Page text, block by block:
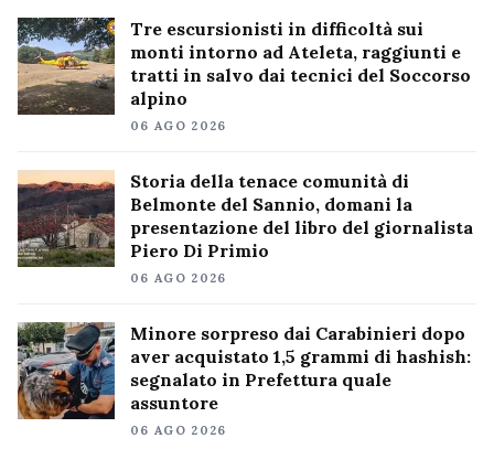
Tre escursionisti in difficoltà sui
monti intorno ad Ateleta, raggiunti e
tratti in salvo dai tecnici del Soccorso
alpino
06 AGO 2026
Storia della tenace comunità di
Belmonte del Sannio, domani la
presentazione del libro del giornalista
Piero Di Primio
06 AGO 2026
Minore sorpreso dai Carabinieri dopo
aver acquistato 1,5 grammi di hashish:
segnalato in Prefettura quale
assuntore
06 AGO 2026